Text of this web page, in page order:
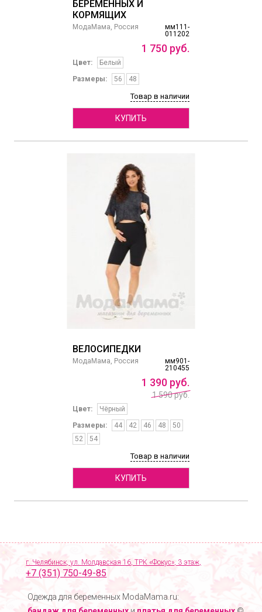
БЕРЕМЕННЫХ И
КОРМЯЩИХ
мм111-
011202
МодаМама, Россия
1 750 руб.
Цвет:
Белый
Размеры:
56 48
Товар в наличии
КУПИТЬ
ВЕЛОСИПЕДКИ
мм901-
210455
МодаМама, Россия
1 390 руб.
1 590 руб.
Цвет:
Чёрный
Размеры:
44 42 46 48
50
52
54
Товар в наличии
КУПИТЬ
г. Челябинск, ул. Молдавская 16, ТРК «Фокус», 3 этаж,
+7 (351) 750-49-85
Одежда для беременных ModaMama.ru: